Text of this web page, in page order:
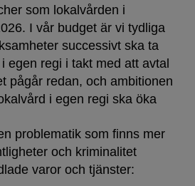
som lokalvården i
I vår budget är vi tydliga
successivt ska ta
egen regi i takt med att avtal
pågår redan, och ambitionen
i egen regi ska öka
problematik som finns mer
och kriminalitet
varor och tjänster: